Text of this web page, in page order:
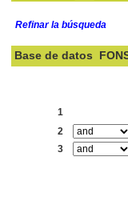
Refinar la búsqueda
Base de datos
1
2
3